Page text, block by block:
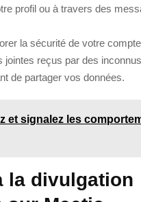
profil ou à travers des
la sécurité de votre
reçus par des
de partager vos données.
et signalez les
la divulgation